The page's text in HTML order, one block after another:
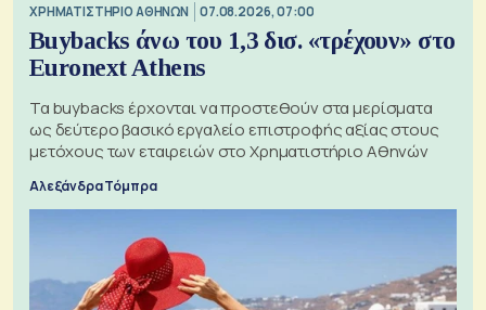
XΡΗΜΑΤΙΣΤΗΡΙΟ ΑΘΗΝΩΝ 07.08.2026, 07:00
Buybacks άνω του 1,3 δισ. «τρέχουν» στο
Euronext Athens
Τα buybacks έρχονται να προστεθούν στα μερίσματα
ως δεύτερο βασικό εργαλείο επιστροφής αξίας στους
μετόχους των εταιρειών στο Χρηματιστήριο Αθηνών
Αλεξάνδρα Τόμπρα